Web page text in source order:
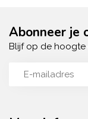
Abonneer je
Blijf op de hoogte